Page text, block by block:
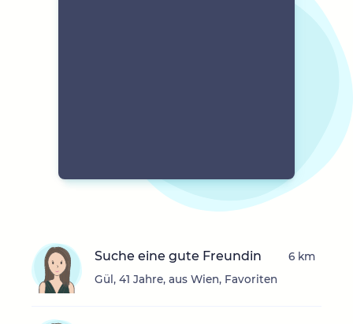
Suche eine gute Freundin
Gül, 41 Jahre, aus Wien, Favoriten
6 km